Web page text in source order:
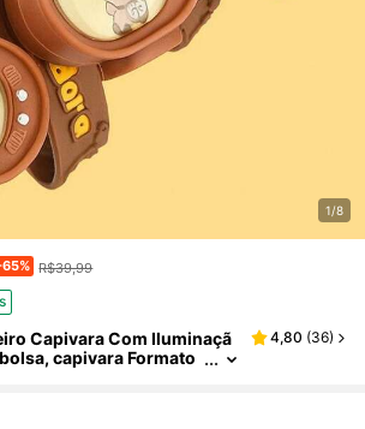
1/8
R$39,99
Capivara Com Iluminaçã
capivara Formato
4,80 (36)